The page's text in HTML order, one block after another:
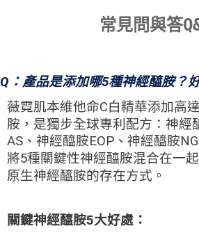
常見問與答
Q：產品是添加哪5種神經醯胺？
薇霓肌本維他命C白精華添加高
胺，是獨步全球專利配方：神經
AS、神經醯胺EOP、神經醯胺
將5種關鍵性神經醯胺混合在一
原生神經醯胺的存在方式。
關鍵神經醯胺5大好處：